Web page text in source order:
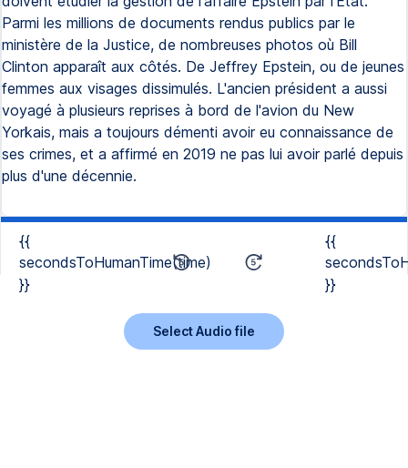
Parmi les millions de documents rendus publics par le
ministère de la Justice, de nombreuses photos où Bill
Clinton apparaît aux côtés. De Jeffrey Epstein, ou de jeunes
femmes aux visages dissimulés. L'ancien président a aussi
voyagé à plusieurs reprises à bord de l'avion du New
Yorkais, mais a toujours démenti avoir eu connaissance de
ses crimes, et a affirmé en 2019 ne pas lui avoir parlé depuis
plus d'une décennie.
{{
secondsToHumanTime(time)
}}
{{
}}
Select Audio file